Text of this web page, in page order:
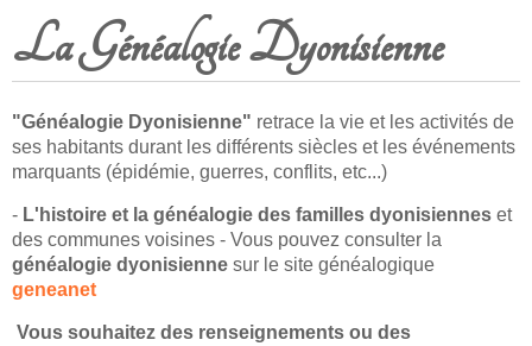
La Généalogie Dyonisienne
"Généalogie Dyonisienne" retrace la vie et les activités de
ses habitants durant les différents siècles et les événements
marquants (épidémie, guerres, conflits, etc...)
- L'histoire et la généalogie des familles dyonisiennes et
des communes voisines - Vous pouvez consulter la
généalogie dyonisienne sur le site généalogique
geneanet
Vous souhaitez des renseignements ou des